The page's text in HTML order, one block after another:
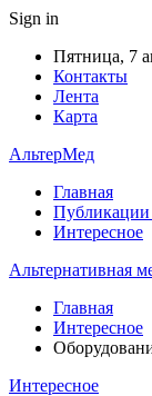
Sign in
Пятница, 7
Контакты
Лента
Карта
АльтерМед
Главная
Публикации
Интересное
Альтернативная
Главная
Интересное
Интересное